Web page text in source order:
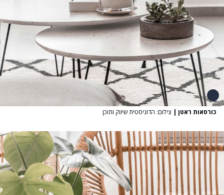
כורסאות ראטן | צילום: הדוניסטית שיווק ותוכן